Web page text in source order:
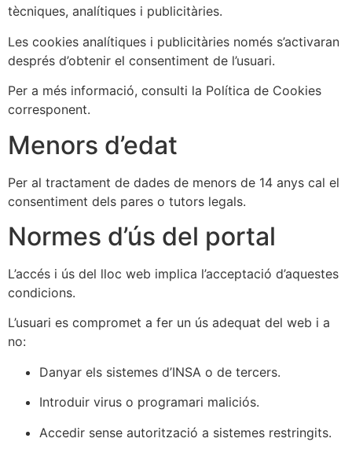
tècniques, analítiques i publicitàries.
Les cookies analítiques i publicitàries només s’activaran
després d’obtenir el consentiment de l’usuari.
Per a més informació, consulti la Política de Cookies
corresponent.
Menors d’edat
Per al tractament de dades de menors de 14 anys cal el
consentiment dels pares o tutors legals.
Normes d’ús del portal
L’accés i ús del lloc web implica l’acceptació d’aquestes
condicions.
L’usuari es compromet a fer un ús adequat del web i a
no:
Danyar els sistemes d’INSA o de tercers.
Introduir virus o programari maliciós.
Accedir sense autorització a sistemes restringits.